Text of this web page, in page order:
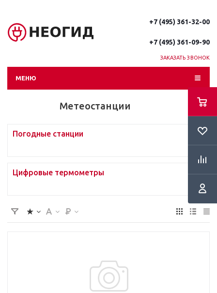
+7 (495) 361-32-00
+7 (495) 361-09-90
ЗАКАЗАТЬ ЗВОНОК
МЕНЮ
Метеостанции
Погодные станции
Цифровые термометры